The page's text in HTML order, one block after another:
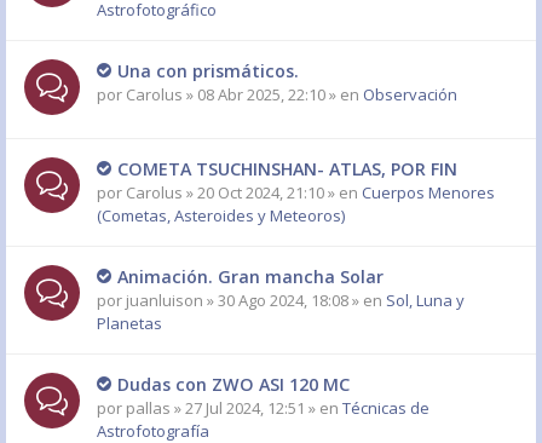
Astrofotográfico
Una con prismáticos.
por Carolus » 08 Abr 2025, 22:10 » en Observación
COMETA TSUCHINSHAN- ATLAS, POR FIN
por Carolus » 20 Oct 2024, 21:10 » en Cuerpos Menores
(Cometas, Asteroides y Meteoros)
Animación. Gran mancha Solar
por juanluison » 30 Ago 2024, 18:08 » en Sol, Luna y
Planetas
Dudas con ZWO ASI 120 MC
por pallas » 27 Jul 2024, 12:51 » en Técnicas de
Astrofotografía